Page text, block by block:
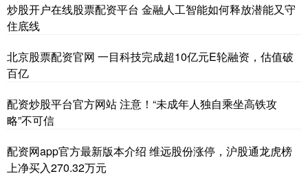
炒股开户在线股票配资平台 金融人工智能如何释放潜能又守
住底线
北京股票配资官网 一目科技完成超10亿元E轮融资，估值破
百亿
配资炒股平台官方网站 注意！“未成年人独自乘坐高铁攻
略”不可信
配资网app官方最新版本介绍 维远股份涨停，沪股通龙虎榜
上净买入270.32万元